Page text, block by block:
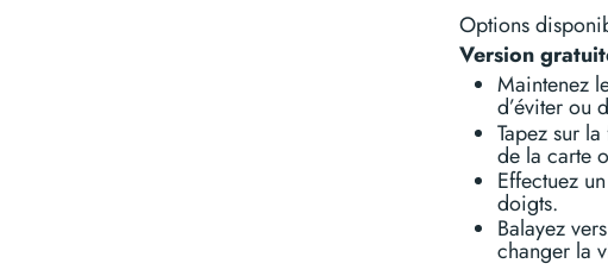
Options
Version
Maintenez
d’éviter ou
Tapez sur
de la carte
Effectuez
doigts.
Balayez
changer la